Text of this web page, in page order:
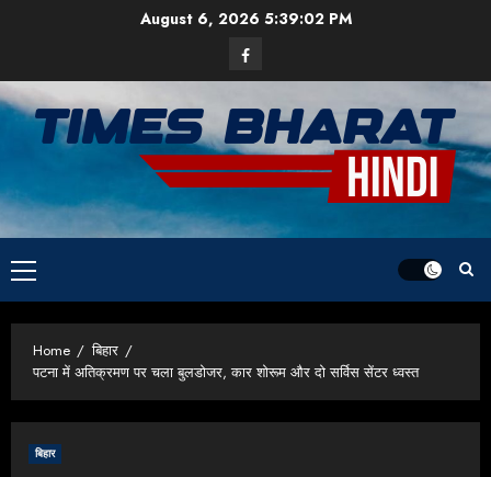
August 6, 2026 5:39:03 PM
Facebook
Primary
Menu
Home
बिहार
पटना में अतिक्रमण पर चला बुलडोजर, कार शोरूम और दो सर्विस सेंटर ध्वस्त
बिहार